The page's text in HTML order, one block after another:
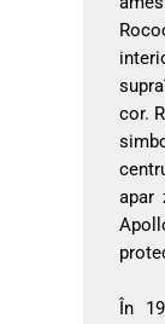
cor.
apar
În